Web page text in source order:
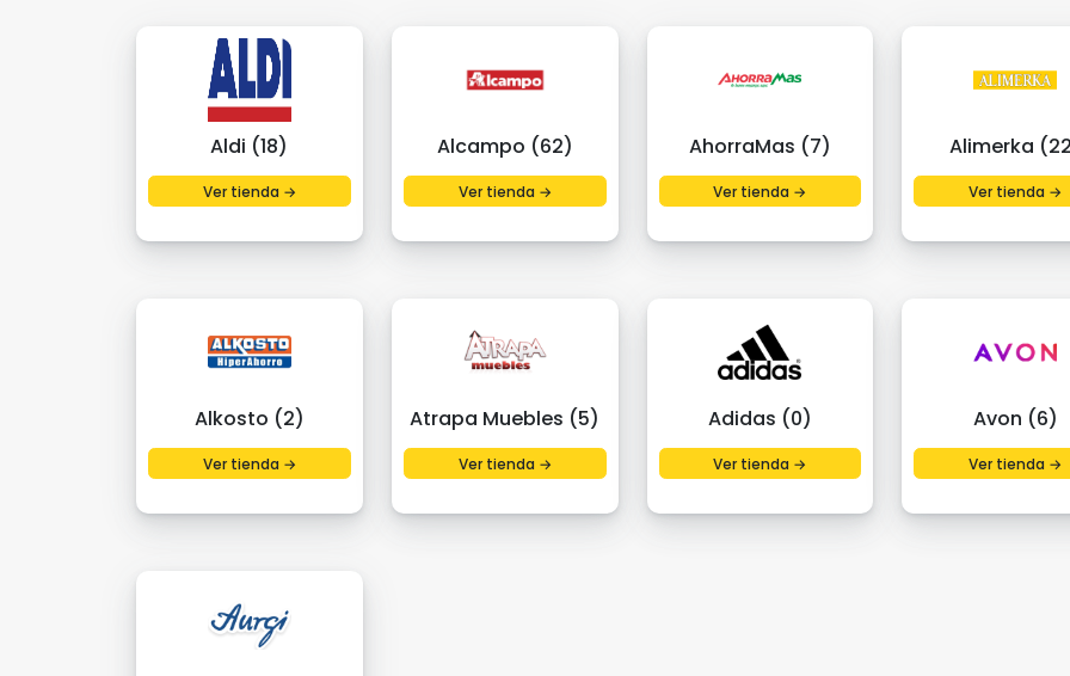
Aldi (18)
Ver tienda →
Alcampo (62)
Ver tienda →
AhorraMas (7)
Ver tienda →
Alimerka
Ver tienda →
Alkosto (2)
Ver tienda →
Atrapa Muebles (5)
Ver tienda →
Adidas (0)
Ver tienda →
Avon (6)
Ver tienda →